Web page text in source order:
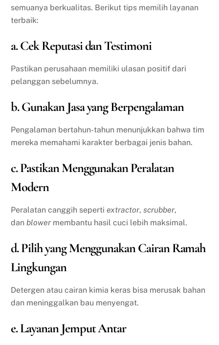
semuanya berkualitas. Berikut tips memilih layanan
terbaik:
a. Cek Reputasi dan Testimoni
Pastikan perusahaan memiliki ulasan positif dari
pelanggan sebelumnya.
b. Gunakan Jasa yang Berpengalaman
Pengalaman bertahun-tahun menunjukkan bahwa tim
mereka memahami karakter berbagai jenis bahan.
c. Pastikan Menggunakan Peralatan
Modern
Peralatan canggih sepertiextractor,scrubber,
dan blower membantu hasil cuci lebih maksimal.
d. Pilih yang Menggunakan Cairan Ramah
Lingkungan
Detergen atau cairan kimia keras bisa merusak bahan
dan meninggalkan bau menyengat.
e. Layanan Jemput Antar